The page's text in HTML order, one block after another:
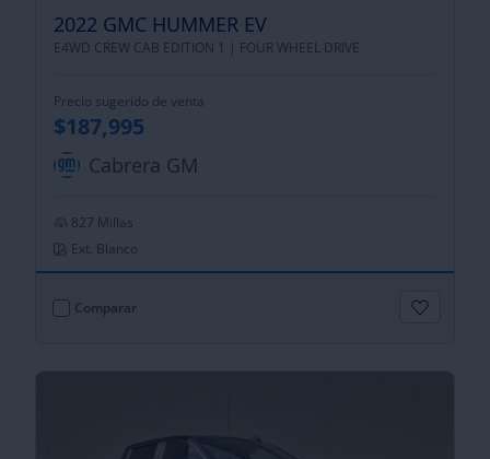
2022 GMC HUMMER EV
E4WD CREW CAB EDITION 1 | FOUR WHEEL DRIVE
Precio sugerido de venta
$187,995
Cabrera GM
827 Millas
Ext. Blanco
Comparar